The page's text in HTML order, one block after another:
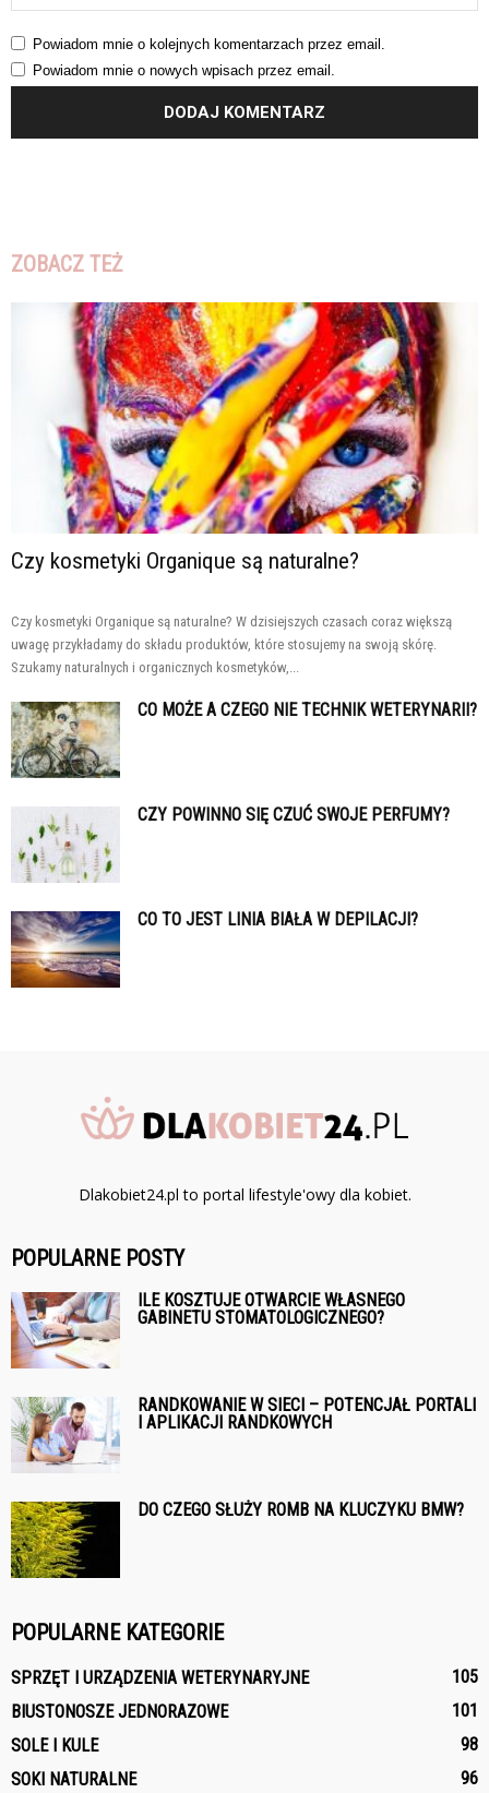
Powiadom mnie o kolejnych komentarzach przez email.
Powiadom mnie o nowych wpisach przez email.
ZOBACZ TEŻ
Czy kosmetyki Organique są naturalne?
Czy kosmetyki Organique są naturalne? W dzisiejszych czasach coraz większą
uwagę przykładamy do składu produktów, które stosujemy na swoją skórę.
Szukamy naturalnych i organicznych kosmetyków,...
CO MOŻE A CZEGO NIE TECHNIK WETERYNARII?
CZY POWINNO SIĘ CZUĆ SWOJE PERFUMY?
CO TO JEST LINIA BIAŁA W DEPILACJI?
Dlakobiet24.pl to portal lifestyle'owy dla kobiet.
POPULARNE POSTY
ILE KOSZTUJE OTWARCIE WŁASNEGO
GABINETU STOMATOLOGICZNEGO?
RANDKOWANIE W SIECI – POTENCJAŁ PORTALI
I APLIKACJI RANDKOWYCH
DO CZEGO SŁUŻY ROMB NA KLUCZYKU BMW?
POPULARNE KATEGORIE
SPRZĘT I URZĄDZENIA WETERYNARYJNE
105
BIUSTONOSZE JEDNORAZOWE
101
SOLE I KULE
98
SOKI NATURALNE
96